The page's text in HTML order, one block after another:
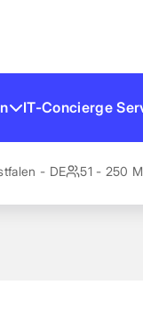
IT-Concierge
- DE 51 - 250